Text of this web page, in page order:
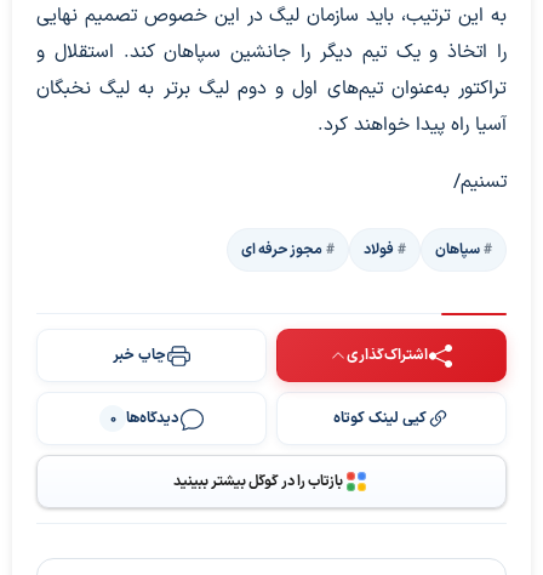
به این ترتیب، باید سازمان لیگ در این خصوص تصمیم نهایی
را اتخاذ و یک تیم دیگر را جانشین سپاهان کند. استقلال و
تراکتور به‌عنوان تیم‌های اول و دوم لیگ برتر به لیگ نخبگان
آسیا راه پیدا خواهند کرد.
تسنیم/
سپاهان فولاد مجوز حرفه ای
اشتراک‌گذاری چاپ خبر
کپی لینک کوتاه دیدگاه‌ها 0
بازتاب را در گوگل بیشتر ببینید